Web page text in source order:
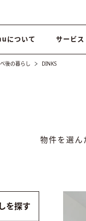
について サービス
後の暮らし DINKS
物件を選ん
を探す